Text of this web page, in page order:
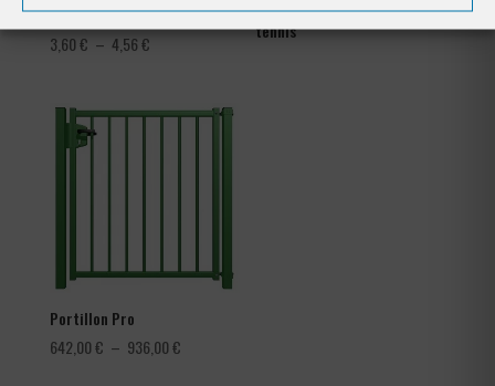
Kit goujons d’encrage x4
3,60€ – 4,56€Plage
3,60 €
Collier de serrage clôture
tennis
Portillon Pro
642,00€ – 936,00€Plage